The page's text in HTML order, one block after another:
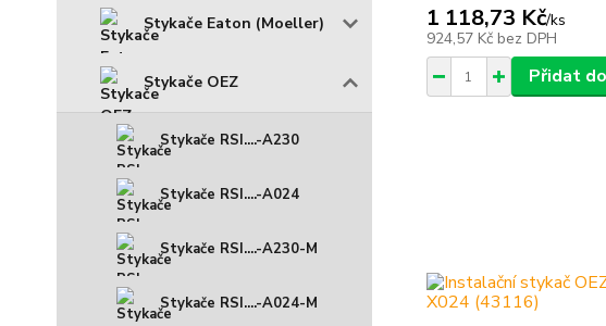
Stykače Eaton (Moeller)
Stykače OEZ
Stykače RSI....-A230
Stykače RSI....-A024
Stykače RSI....-A230-M
Stykače RSI....-A024-M
1 118,73 Kč/ks
924,57 Kč bez DPH
Přidat